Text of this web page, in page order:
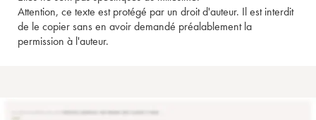
Attention, ce texte est protégé par un droit d'auteur. Il est interdit
de le copier sans en avoir demandé préalablement la
permission à l'auteur.